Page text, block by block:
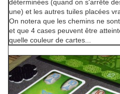
déterminées (quand on s'arrête
une) et les autres tuiles placées
On notera que les chemins ne
et que 4 cases peuvent être
quelle couleur de cartes...